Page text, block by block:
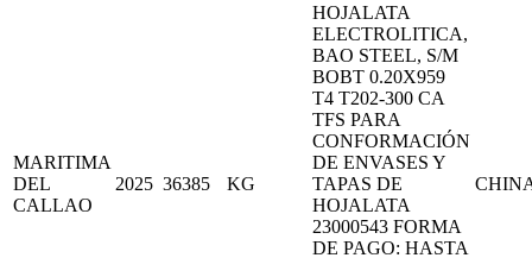
MARITIMA
DEL
CALLAO
2025 36385 KG
HOJALATA
ELECTROLITICA,
BAO STEEL, S/M
BOBT 0.20X959
T4 T202-300 CA
TFS PARA
CONFORMACIÓN
DE ENVASES Y
TAPAS DE
HOJALATA
23000543 FORMA
DE PAGO: HASTA